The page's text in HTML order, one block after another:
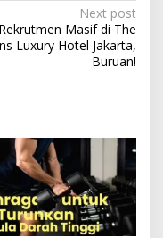
Next post
Rekrutmen Masif di The
Luxury Hotel Jakarta,
Buruan!